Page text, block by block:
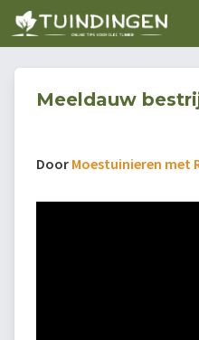
Meeldauw
Door Moestuinieren met